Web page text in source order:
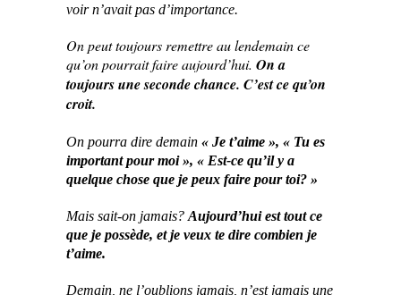
voir n’avait pas d’importance.
On peut toujours remettre au lendemain ce
qu’on pourrait faire aujourd’hui. On a
toujours une seconde chance. C’est ce qu’on
croit.
On pourra dire demain « Je t’aime », « Tu es
important pour moi », « Est-ce qu’il y a
quelque chose que je peux faire pour toi? »
Mais sait-on jamais? Aujourd’hui est tout ce
que je possède, et je veux te dire combien je
t’aime.
Demain, ne l’oublions jamais, n’est jamais une